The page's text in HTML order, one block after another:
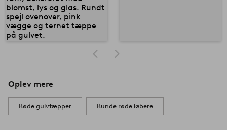
Oplev mere
Røde gulvtæpper Runde røde løbere